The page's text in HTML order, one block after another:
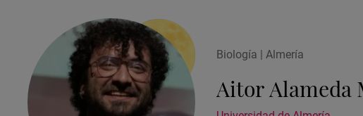
Biología | Almería
Aitor Alameda